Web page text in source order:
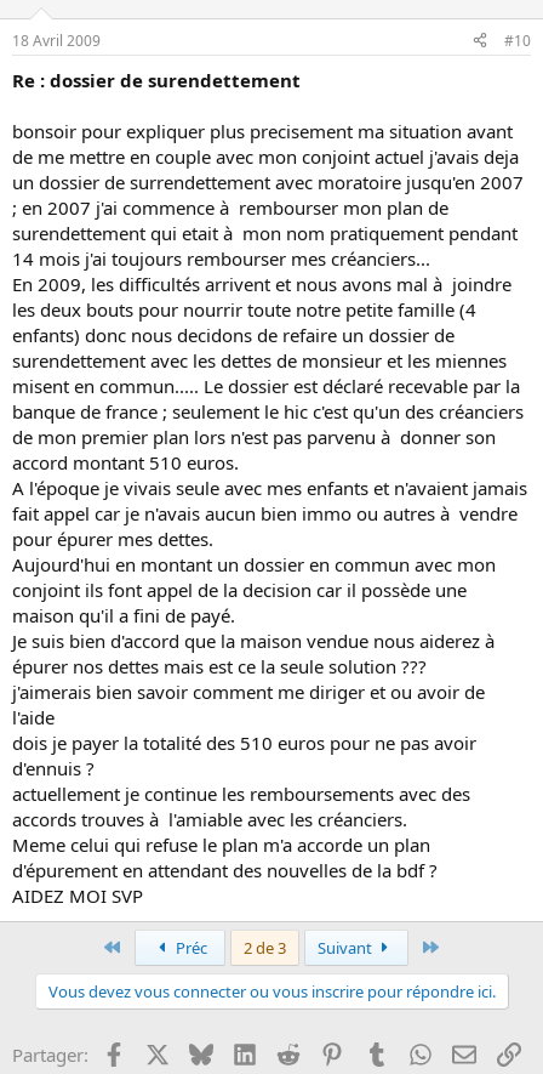
18 Avril 2009 #10
Re : dossier de surendettement
bonsoir pour expliquer plus precisement ma situation avant
de me mettre en couple avec mon conjoint actuel j'avais deja
un dossier de surrendettement avec moratoire jusqu'en 2007
; en 2007 j'ai commence à rembourser mon plan de
surendettement qui etait à mon nom pratiquement pendant
14 mois j'ai toujours rembourser mes créanciers...
En 2009, les difficultés arrivent et nous avons mal à joindre
les deux bouts pour nourrir toute notre petite famille (4
enfants) donc nous decidons de refaire un dossier de
surendettement avec les dettes de monsieur et les miennes
misent en commun..... Le dossier est déclaré recevable par la
banque de france ; seulement le hic c'est qu'un des créanciers
de mon premier plan lors n'est pas parvenu à donner son
accord montant 510 euros.
A l'époque je vivais seule avec mes enfants et n'avaient jamais
fait appel car je n'avais aucun bien immo ou autres à vendre
pour épurer mes dettes.
Aujourd'hui en montant un dossier en commun avec mon
conjoint ils font appel de la decision car il possède une
maison qu'il a fini de payé.
Je suis bien d'accord que la maison vendue nous aiderez à
épurer nos dettes mais est ce la seule solution ???
j'aimerais bien savoir comment me diriger et ou avoir de
l'aide
dois je payer la totalité des 510 euros pour ne pas avoir
d'ennuis ?
actuellement je continue les remboursements avec des
accords trouves à l'amiable avec les créanciers.
Meme celui qui refuse le plan m'a accorde un plan
d'épurement en attendant des nouvelles de la bdf ?
AIDEZ MOI SVP
PremierPréc 2 de 3 Suivant
Vous devez vous connecter ou vous inscrire pour répondre ici.
Partager: Facebook BlueskyLinkedInReddit PinterestTumblrWhatsApp
Email